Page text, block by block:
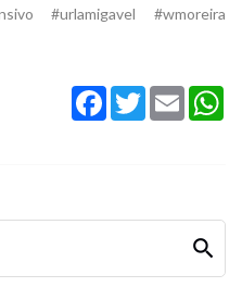
#urlamigavel
#wmoreira
FacebookTwitterEmail